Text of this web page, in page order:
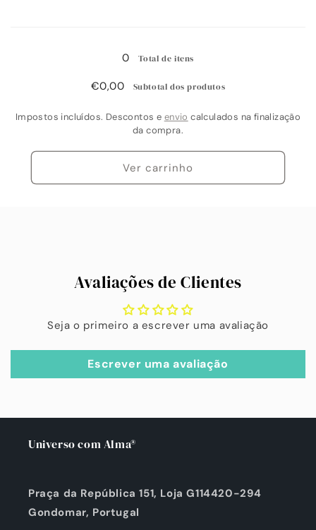
presenciais
7
sessões
presenciais
0
Total de itens
€0,00 Subtotal dos produtos
Impostos incluídos. Descontos e envio calculados na finalização
da compra.
Ver carrinho
Avaliações de Clientes
Seja o primeiro a escrever uma avaliação
Escrever uma avaliação
Universo com Alma®
Praça da República 151, Loja G114420-294
Gondomar, Portugal